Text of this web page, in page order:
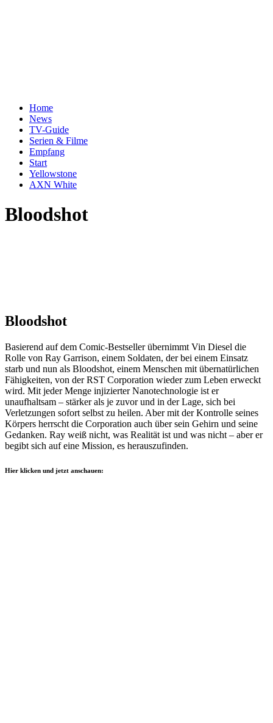
Home
News
TV-Guide
Serien & Filme
Empfang
Start
Yellowstone
AXN White
Bloodshot
Bloodshot
Basierend auf dem Comic-Bestseller übernimmt Vin Diesel die
Rolle von Ray Garrison, einem Soldaten, der bei einem Einsatz
starb und nun als Bloodshot, einem Menschen mit übernatürlichen
Fähigkeiten, von der RST Corporation wieder zum Leben erweckt
wird. Mit jeder Menge injizierter Nanotechnologie ist er
unaufhaltsam – stärker als je zuvor und in der Lage, sich bei
Verletzungen sofort selbst zu heilen. Aber mit der Kontrolle seines
Körpers herrscht die Corporation auch über sein Gehirn und seine
Gedanken. Ray weiß nicht, was Realität ist und was nicht – aber er
begibt sich auf eine Mission, es herauszufinden.
Hier klicken und jetzt anschauen: